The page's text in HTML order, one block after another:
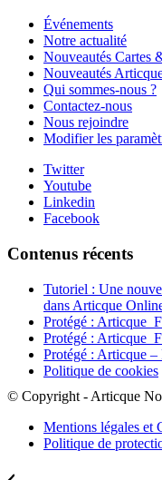
Événements
Notre actualité
Nouveautés Cartes
Nouveautés
Qui sommes-nous ?
Contactez-nous
Nous rejoindre
Modifier les
Twitter
Youtube
Linkedin
Facebook
Contenus récents
Tutoriel : Une
dans Articque
Protégé :
Protégé :
Protégé : Articque –
Politique de cookies
© Copyright - Articque
Mentions légales et
Politique de